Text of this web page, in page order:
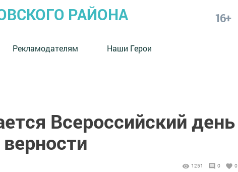
РАЙОНА 16+
Рекламодателям Наши Герои
Всероссийский день
1251 0 0